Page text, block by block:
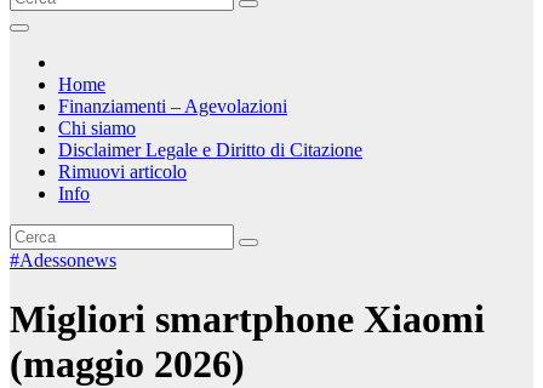
Home
Finanziamenti – Agevolazioni
Chi siamo
Disclaimer Legale e Diritto di Citazione
Rimuovi articolo
Info
#Adessonews
Migliori smartphone Xiaomi
(maggio 2026)